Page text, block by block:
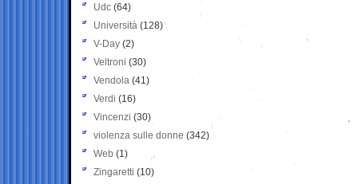
Udc (64)
Università (128)
V-Day (2)
Veltroni (30)
Vendola (41)
Verdi (16)
Vincenzi (30)
violenza sulle donne (342)
Web (1)
Zingaretti (10)